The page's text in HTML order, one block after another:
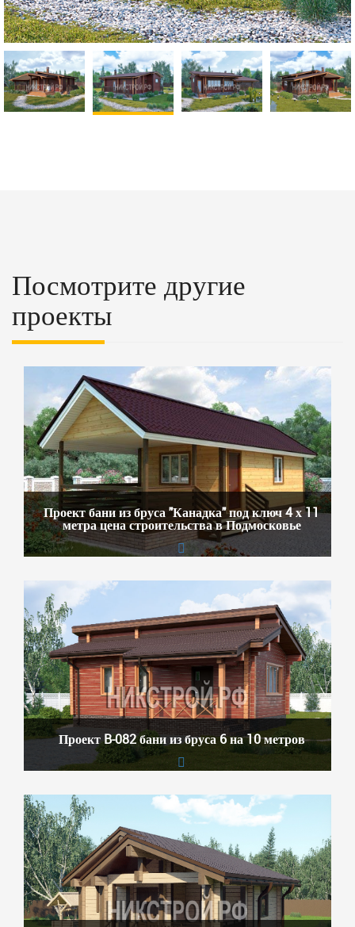
Посмотрите другие
проекты
Проект бани из бруса "Канадка" под ключ 4 х 11
метра цена строительства в Подмосковье
Проект B-082 бани из бруса 6 на 10 метров